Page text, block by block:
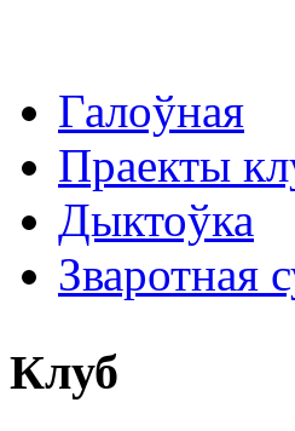
Галоўная
Праекты
Дыктоўка
Зваротная
Клуб